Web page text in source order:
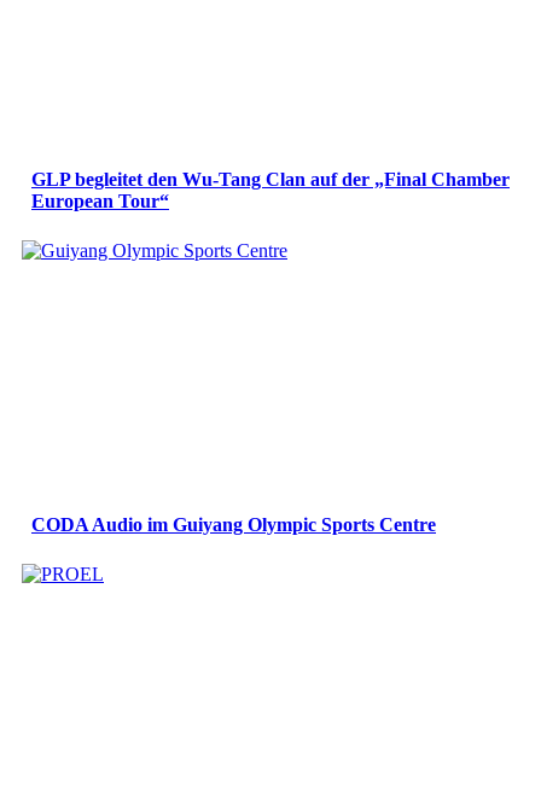
GLP begleitet den Wu-Tang Clan auf der „Final Chamber
European Tour“
CODA Audio im Guiyang Olympic Sports Centre